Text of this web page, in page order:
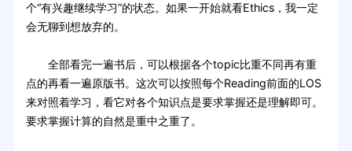
个“有兴趣继续学习”的状态。如果一开始就看Ethics，我一定
会无聊到想放弃的。
全部看完一遍书后，可以根据各个topic比重不同再有重
点的再看一遍原版书。这次可以按照每个Reading前面的LOS
来对照着学习，看它对各个知识点是要求掌握还是理解即可。
要求掌握计算的自然是重中之重了。